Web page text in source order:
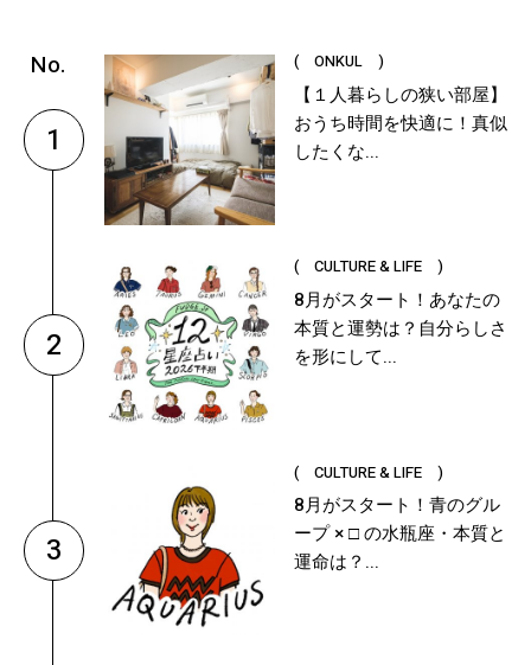
1
( ONKUL )
【１人暮らしの狭い部屋】
おうち時間を快適に！真似
したくな...
2
( CULTURE & LIFE )
8月がスタート！あなたの
本質と運勢は？自分らしさ
を形にして...
3
( CULTURE & LIFE )
8月がスタート！青のグル
ープ × □ の水瓶座・本質と
運命は？...